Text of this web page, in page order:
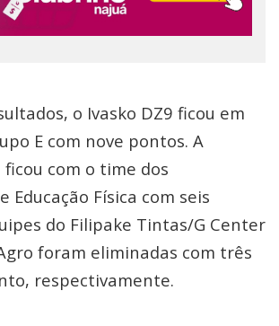
o Ivasko DZ9 ficou em
E com nove pontos. A
ficou com o time dos
Educação Física com seis
do Filipake Tintas/G Center
foram eliminadas com três
respectivamente.